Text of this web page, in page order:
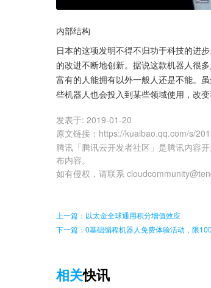
内部结构
日本的这项发明不得不归功于科技的进
的改进不断地创新。据说这款机器人很
富有的人能拥有以外一般人还是不能。
些机器人也会投入到某些领域使用，改
发表于: 2019-01-20
原文链接 ： https://kuaibao.qq.com/s/
腾讯「腾讯云开发者社区」是腾讯内容
布内容。
如有侵权，请联系
上一篇：以太金全球通用积分增值效应
下一篇：0基础编程机器人免费体验活动，限
相关快讯